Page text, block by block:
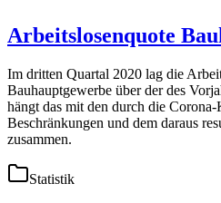
Arbeitslosenquote
Im dritten Quartal 2020 lag die
Bauhauptgewerbe über der des
hängt das mit den durch die
Beschränkungen und dem daraus
zusammen.
Statistik